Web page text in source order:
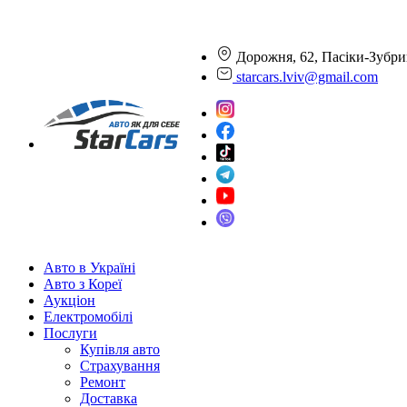
Дорожня, 62, Пасіки-
starcars.lviv@gmail.com
Авто в Україні
Авто з Кореї
Аукціон
Електромобілі
Послуги
Купівля авто
Страхування
Ремонт
Доставка